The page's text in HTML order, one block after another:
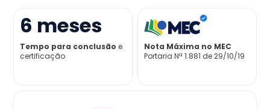
Matricule-se
6 meses
Tempo para conclusão e
certificação
Nota Máxima no MEC
Portaria Nª 1.881 de 29/10/19